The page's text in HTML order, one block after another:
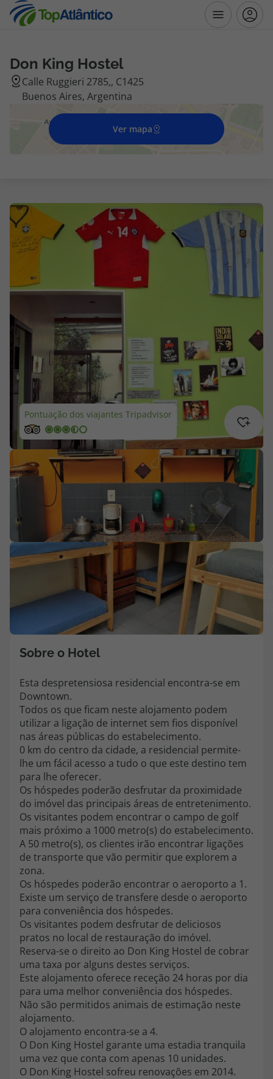
Destinos
Voos
Pacotes de Férias
Disneyland ® Paris
Cruzeiros
Promoções
Especialistas
Cheque Viagem
Rede de Lojas
Blog TopViagens
Área de Cliente
Agências
Contactos
Apoio ao cliente em Portugal
218 925 471
Apoio ao cliente no Estrangeiro
218 925 471
Custo de uma chamada para a rede fixa nacional.
A sua agência de viagens Top Atlântico tem a preocupação de estar
sempre mais perto de si, para maior comodidade e total facilidade
na marcação das suas viagens, tem ainda ao seu dispor o nosso call
center a funcionar todos os dias úteis das 10:00 às 20:00 e Sábado
das 10:00 às 14:00.
topatlantico@topatlantico.com
Don King Hostel
Calle Ruggieri 2785,, C1425
Buenos Aires, Argentina
Ver mapa
Pontuação dos viajantes Tripadvisor
Sobre o Hotel
Esta despretensiosa residencial encontra-se em
Downtown.
Todos os que ficam neste alojamento podem
utilizar a ligação de internet sem fios disponível
nas áreas públicas do estabelecimento.
0 km do centro da cidade, a residencial permite-
lhe um fácil acesso a tudo o que este destino tem
para lhe oferecer.
Os hóspedes poderão desfrutar da proximidade
do imóvel das principais áreas de entretenimento.
Os visitantes podem encontrar o campo de golf
mais próximo a 1000 metro(s) do estabelecimento.
A 50 metro(s), os clientes irão encontrar ligações
de transporte que vão permitir que explorem a
zona.
Os hóspedes poderão encontrar o aeroporto a 1.
Existe um serviço de transfere desde o aeroporto
para conveniência dos hóspedes.
Os visitantes podem desfrutar de deliciosos
pratos no local de restauração do imóvel.
Reserva-se o direito ao Don King Hostel de cobrar
uma taxa por alguns destes serviços.
Este alojamento oferece receção 24 horas por dia
para uma melhor conveniência dos hóspedes.
Não são permitidos animais de estimação neste
alojamento.
O alojamento encontra-se a 4.
O Don King Hostel garante uma estadia tranquila
uma vez que conta com apenas 10 unidades.
O Don King Hostel sofreu renovações em 2014.